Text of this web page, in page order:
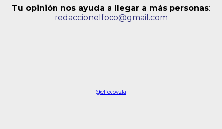
Tu opinión nos ayuda a llegar a más personas:
redaccionelfoco@gmail.com
@elfocovzla